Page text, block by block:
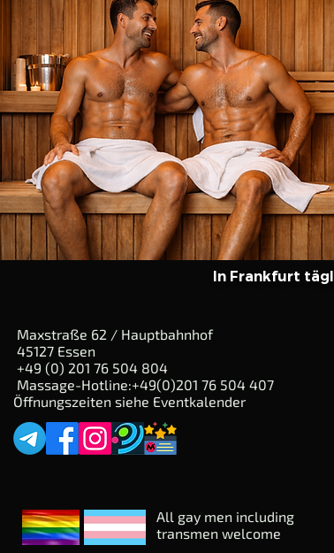
In Frankfurt
Maxstraße 62 / Hauptbahnhof
45127 Essen
+49 (0) 201 76 504 804
Massage-Hotline:+49(0)201 76 504 407
Öffnungszeiten siehe Eventkalender
All gay men including
transmen welcome